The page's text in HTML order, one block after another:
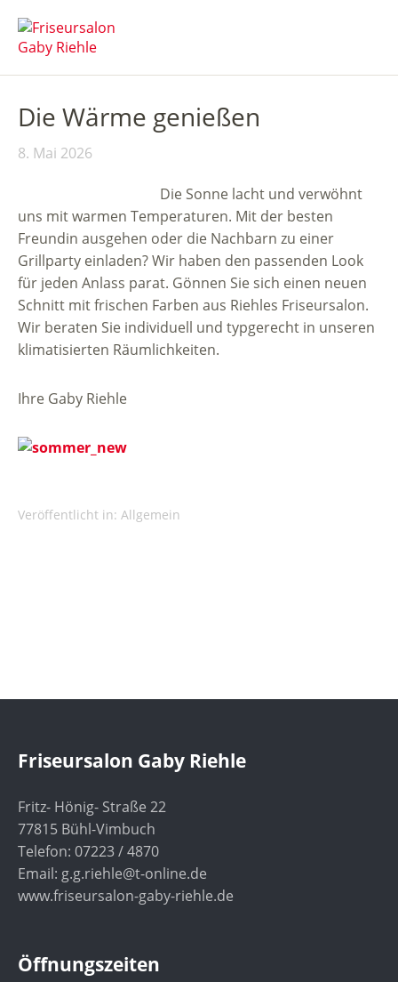
Die Wärme genießen
8. Mai 2026
Die Sonne lacht und verwöhnt
uns mit warmen Temperaturen. Mit der besten
Freundin ausgehen oder die Nachbarn zu einer
Grillparty einladen? Wir haben den passenden Look
für jeden Anlass parat. Gönnen Sie sich einen neuen
Schnitt mit frischen Farben aus Riehles Friseursalon.
Wir beraten Sie individuell und typgerecht in unseren
klimatisierten Räumlichkeiten.
Ihre Gaby Riehle
Veröffentlicht in: Allgemein
Friseursalon Gaby Riehle
Fritz- Hönig- Straße 22
77815 Bühl-Vimbuch
Telefon: 07223 / 4870
Email: g.g.riehle@t-online.de
www.friseursalon-gaby-riehle.de
Öffnungszeiten